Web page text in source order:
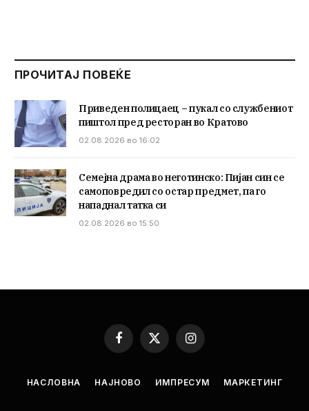
ПРОЧИТАЈ ПОВЕЌЕ
Приведен полицаец – пукал со службениот
пиштол пред ресторан во Кратово
02.08.2026 во 16:02
Семејна драма во неготинско: Пијан син се
самоповредил со остар предмет, па го
нападнал татка си
02.08.2026 во 15:50
Facebook
X
(Twitter)
Instagram
НАСЛОВНА НАЈНОВО ИМПРЕСУМ МАРКЕТИНГ